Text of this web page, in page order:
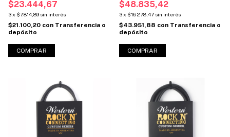
$23.444,67
3x $7.814,89 sin interés
$21.100,20 con Transferencia o
depósito
COMPRAR
$48.835,42
3x $16.278,47 sin interés
$43.951,88 con Transferencia o
depósito
COMPRAR